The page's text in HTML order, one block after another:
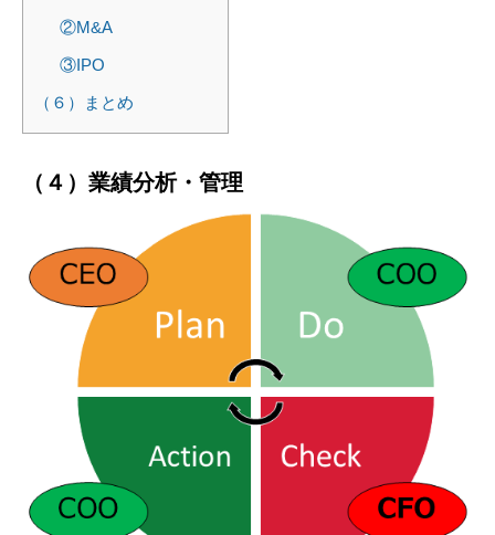
②M&A
③IPO
（６）まとめ
（４）業績分析・管理